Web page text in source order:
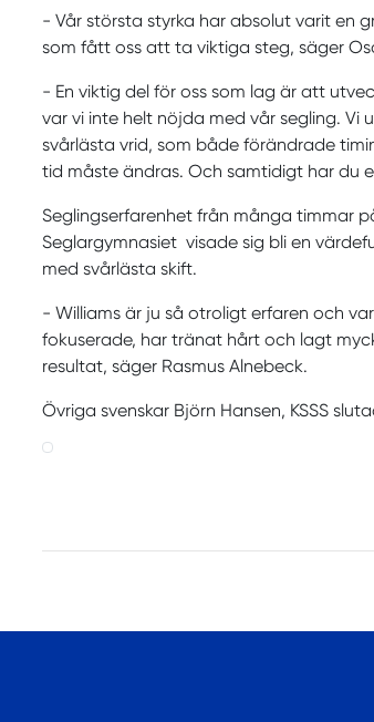
- Vår största styrka har absolut varit en
som fått oss att ta viktiga steg, säger
- En viktig del för oss som lag är att
var vi inte helt nöjda med vår segling.
svårlästa vrid, som både förändrade
tid måste ändras. Och samtidigt har du
Seglingserfarenhet från många timmar
Seglargymnasiet visade sig bli en
med svårlästa skift.
- Williams är ju så otroligt erfaren och
fokuserade, har tränat hårt och lagt
resultat, säger Rasmus Alnebeck.
Övriga svenskar Björn Hansen, KSSS